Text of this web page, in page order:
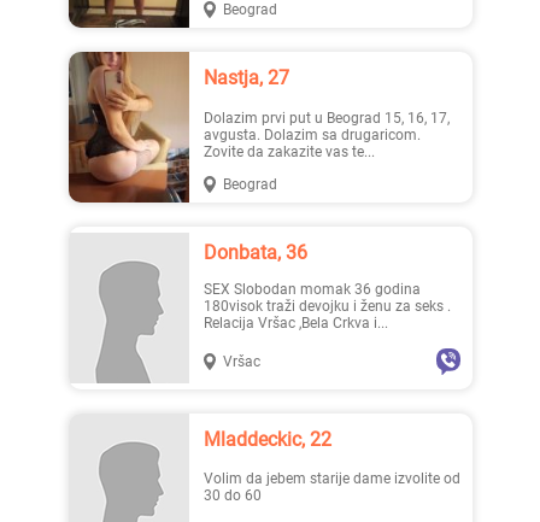
Ema, 35
Beograd
Nastja, 27
Dolazim prvi put u Beograd 15, 16, 17,
avgusta. Dolazim sa drugaricom.
Zovite da zakazite vas te...
Beograd
Donbata, 36
SEX Slobodan momak 36 godina
180visok traži devojku i ženu za seks .
Relacija Vršac ,Bela Crkva i...
Vršac
Mladdeckic, 22
Volim da jebem starije dame izvolite od
30 do 60